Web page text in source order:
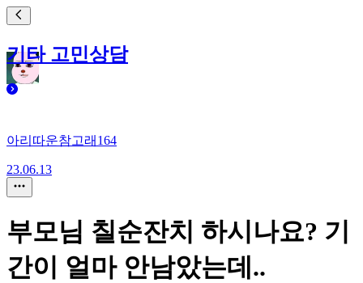
기타 고민상담
아리따운참고래164
23.06.13
부모님 칠순잔치 하시나요? 기
간이 얼마 안남았는데..